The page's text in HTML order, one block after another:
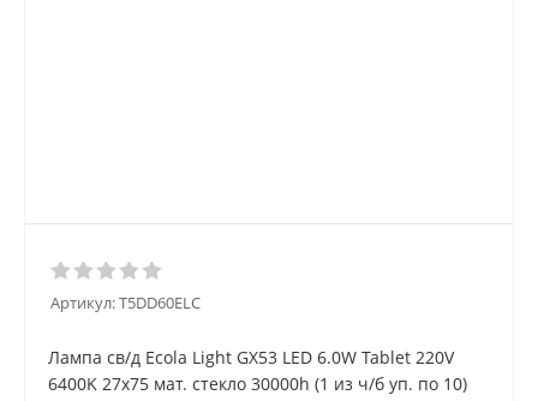
Артикул:T5DD60ELC
Лампа св/д Ecola Light GX53 LED 6.0W Tablet 220V
6400K 27х75 мат. стекло 30000h (1 из ч/б уп. по 10)